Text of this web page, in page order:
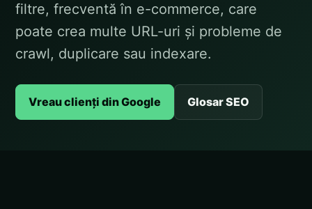
filtre, frecventă în e-commerce, care
poate crea multe URL-uri și probleme de
crawl, duplicare sau indexare.
Vreau clienți din Google Glosar SEO